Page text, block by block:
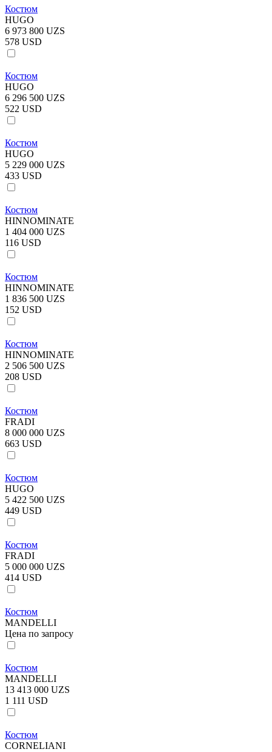
Костюм
HUGO
6 973 800 UZS
578 USD
Костюм
HUGO
6 296 500 UZS
522 USD
Костюм
HUGO
5 229 000 UZS
433 USD
Костюм
HINNOMINATE
1 404 000 UZS
116 USD
Костюм
HINNOMINATE
1 836 500 UZS
152 USD
Костюм
HINNOMINATE
2 506 500 UZS
208 USD
Костюм
FRADI
8 000 000 UZS
663 USD
Костюм
HUGO
5 422 500 UZS
449 USD
Костюм
FRADI
5 000 000 UZS
414 USD
Костюм
MANDELLI
Цена по запросу
Костюм
MANDELLI
13 413 000 UZS
1 111 USD
Костюм
CORNELIANI